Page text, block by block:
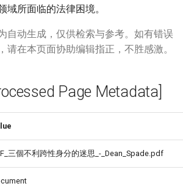
域所面临的法律困境。
自动生成，仅供检索与参考。如有错误
请在本页面协助编辑指正，不胜感激。
Page Metadata]
三個不利跨性身分的迷思_-_Dean_Spade.pdf